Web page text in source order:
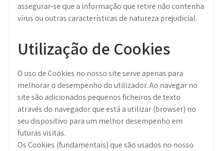
assegurar-se que a informação que retire não contenha
vírus ou outras características de natureza prejudicial.
Utilização de Cookies
O uso de Cookies no nosso site serve apenas para
melhorar o desempenho do utilizador. Ao navegar no
site são adicionados pequenos ficheiros de texto
através do navegador que está a utilizar (browser) no
seu dispositivo para um melhor desempenho em
futuras visitas.
Os Cookies (fundamentais) que são usados no nosso